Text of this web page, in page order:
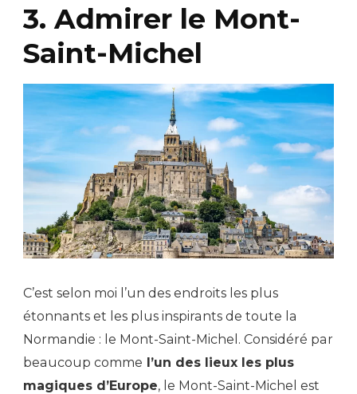
3. Admirer le Mont-
Saint-Michel
C’est selon moi l’un des endroits les plus
étonnants et les plus inspirants de toute la
Normandie : le Mont-Saint-Michel. Considéré par
beaucoup comme l’un des lieux les plus
magiques d’Europe, le Mont-Saint-Michel est